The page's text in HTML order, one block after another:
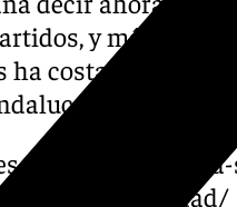
y más en
ha costado
como lo
la-junta-
por-la-igualdad/